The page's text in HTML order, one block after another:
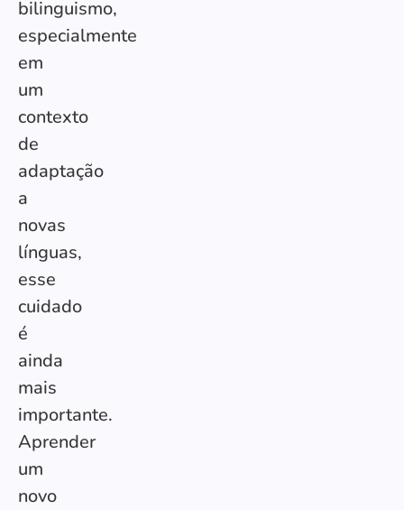
bilinguismo,
especialmente
em
um
contexto
de
adaptação
a
novas
línguas,
esse
cuidado
é
ainda
mais
importante.
Aprender
um
novo